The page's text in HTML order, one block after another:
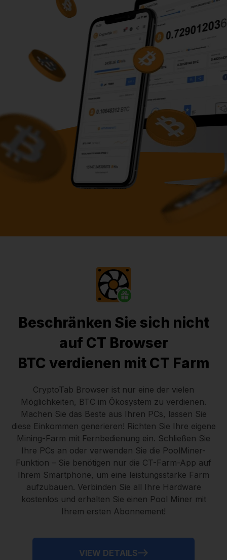
Beschränken Sie sich nicht
auf CT Browser
BTC verdienen mit CT Farm
CryptoTab Browser ist nur eine der vielen
Möglichkeiten, BTC im Ökosystem zu verdienen.
Machen Sie das Beste aus Ihren PCs, lassen Sie
diese Einkommen generieren! Richten Sie Ihre eigene
Mining-Farm mit Fernbedienung ein. Schließen Sie
Ihre PCs an oder verwenden Sie die PoolMiner-
Funktion – Sie benötigen nur die CT-Farm-App auf
Ihrem Smartphone, um eine leistungsstarke Farm
aufzubauen. Verbinden Sie all Ihre Hardware
kostenlos und erhalten Sie einen Pool Miner mit
Ihrem ersten Abonnement!
VIEW DETAILS